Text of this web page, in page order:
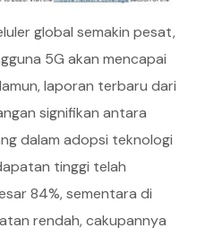
global semakin pesat,
5G akan mencapai
laporan terbaru dari
signifikan antara
dalam adopsi teknologi
tinggi telah
84%, sementara di
rendah, cakupannya